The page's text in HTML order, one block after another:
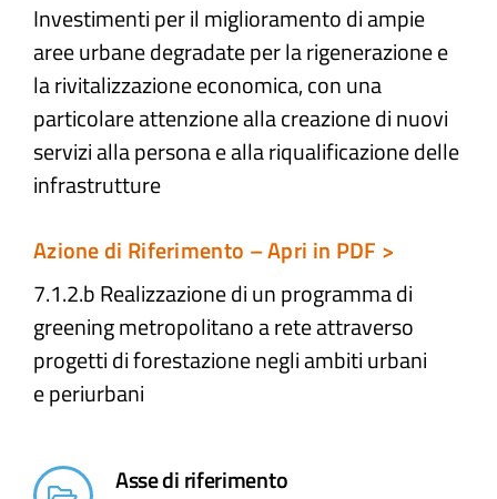
Atti e Docunenti
Notizie
Progetti
Investimenti per il miglioramento di ampie
aree urbane degradate per la rigenerazione e
la rivitalizzazione economica, con una
particolare attenzione alla creazione di nuovi
servizi alla persona e alla riqualificazione delle
infrastrutture
Azione di Riferimento – Apri in PDF >
7.1.2.b Realizzazione di un programma di
greening metropolitano a rete attraverso
progetti di forestazione negli ambiti urbani
e periurbani​
Asse di riferimento